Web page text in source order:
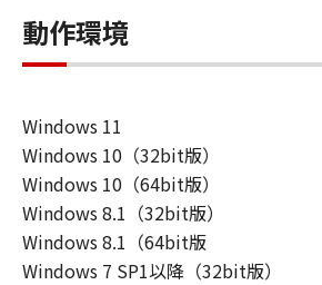
ン株式会社およびキヤノンの
は、本ソフトウェアの使用に
連して生ずる直接的または
一切の責任を負いません。
ユーザーは、日本国政府ま
府より必要な許可等を得る
ソフトウェアの全部または
たは間接に輸出してはなりま
動作環境
Windows 11
Windows 10（32bit版）
Windows 10（64bit版）
Windows 8.1（32bit版）
Windows 8.1（64bit版
Windows 7 SP1以降（32bit版）